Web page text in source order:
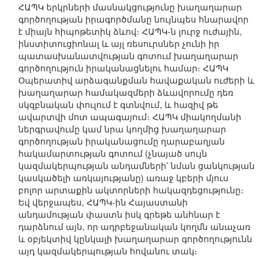
ՀԱՊԿ երկրների մասնակցությունը խաղաղարար
գործողության իրագործմանը նույնպես հնարավոր
է միայն հիպոթետիկ ձևով։ ՀԱՊԿ-ն լուրջ ուժային,
ինստիտուցիոնալ և այլ ռեսուրսներ չունի իր
պատասխանատվության գոտում խաղաղարար
գործողություն իրականացնելու համար։ ՀԱՊԿ
Օպերատիվ արձագանքման հավաքական ուժերի և
խաղաղարար համակազմերի ձևավորումը դեռ
սկզբնական փուլում է գտնվում, և հազիվ թե
ավարտվի մոտ ապագայում։ ՀԱՊԿ միակողմանի
ներգրավումը կամ նրա կողմից խաղաղարար
գործողության իրականացումը ղարաբաղյան
հակամարտության գոտում (չնայած սույն
կազմակերպության անդամների՝ նման ցանկության
կասկածելի առկայությանը) առաջ կբերի մյուս
բոլոր արտաքին ակտորների հակազդեցությունը։
Եվ վերջապես, ՀԱՊԿ-ին Հայաստանի
անդամության փաստն իսկ գրեթե անհնար է
դարձնում այն, որ ադրբեջանական կողմն անաչառ
և օբյեկտիվ կընկալի խաղաղարար գործողությունն
այդ կազմակերպության հովանու տակ։